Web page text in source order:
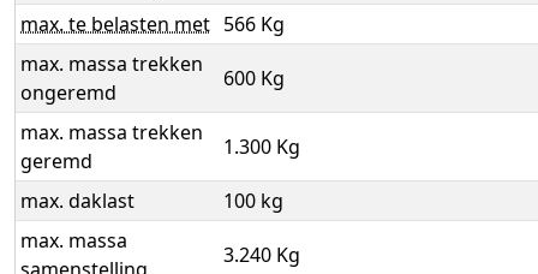
max. te belasten met 566 Kg
max. massa trekken
ongeremd
600 Kg
max. massa trekken
geremd
1.300 Kg
max. daklast
100 kg
max. massa
3.240 Kg